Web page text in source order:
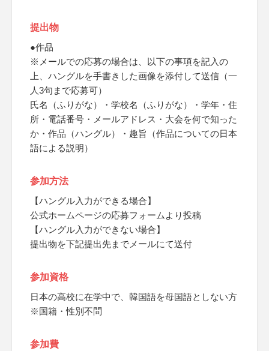
提出物
●作品
※メールでの応募の場合は、以下の事項を記入の
上、ハングルを手書きした画像を添付して送信（一
人3句まで応募可）
氏名（ふりがな）・学校名（ふりがな）・学年・住
所・電話番号・メールアドレス・大会を何で知った
か・作品（ハングル）・趣旨（作品についての日本
語による説明）
参加方法
【ハングル入力ができる場合】
公式ホームページの応募フォームより投稿
【ハングル入力ができない場合】
提出物を下記提出先までメールにて送付
参加資格
日本の高校に在学中で、韓国語を母国語としない方
※国籍・性別不問
参加費